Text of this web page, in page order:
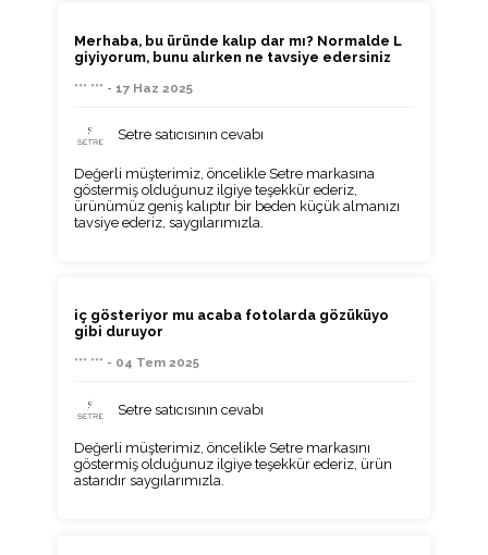
Merhaba, bu üründe kalıp dar mı? Normalde L
giyiyorum, bunu alırken ne tavsiye edersiniz
*** *** - 17 Haz 2025
Setre satıcısının cevabı
Değerli müşterimiz, öncelikle Setre markasına
göstermiş olduğunuz ilgiye teşekkür ederiz,
ürünümüz geniş kalıptır bir beden küçük almanızı
tavsiye ederiz, saygılarımızla.
iç gösteriyor mu acaba fotolarda gözüküyo
gibi duruyor
*** *** - 04 Tem 2025
Setre satıcısının cevabı
Değerli müşterimiz, öncelikle Setre markasını
göstermiş olduğunuz ilgiye teşekkür ederiz, ürün
astarıdır saygılarımızla.